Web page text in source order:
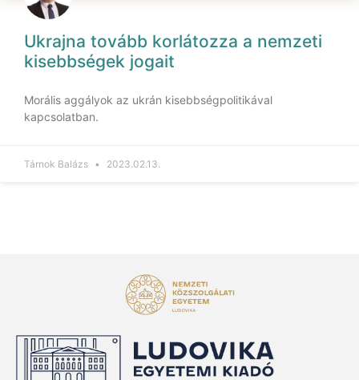
Ukrajna tovább korlátozza a nemzeti
kisebbségek jogait
Morális aggályok az ukrán kisebbségpolitikával
kapcsolatban.
Tárnok Balázs 2023.02.13.